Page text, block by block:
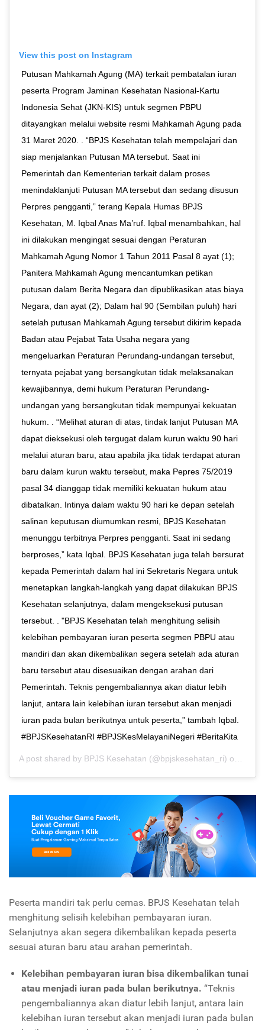
View this post on Instagram
Putusan Mahkamah Agung (MA) terkait pembatalan iuran
peserta Program Jaminan Kesehatan Nasional-Kartu
Indonesia Sehat (JKN-KIS) untuk segmen PBPU
ditayangkan melalui website resmi Mahkamah Agung pada
31 Maret 2020. . “BPJS Kesehatan telah mempelajari dan
siap menjalankan Putusan MA tersebut. Saat ini
Pemerintah dan Kementerian terkait dalam proses
menindaklanjuti Putusan MA tersebut dan sedang disusun
Perpres pengganti,” terang Kepala Humas BPJS
Kesehatan, M. Iqbal Anas Ma’ruf. Iqbal menambahkan, hal
ini dilakukan mengingat sesuai dengan Peraturan
Mahkamah Agung Nomor 1 Tahun 2011 Pasal 8 ayat (1);
Panitera Mahkamah Agung mencantumkan petikan
putusan dalam Berita Negara dan dipublikasikan atas biaya
Negara, dan ayat (2); Dalam hal 90 (Sembilan puluh) hari
setelah putusan Mahkamah Agung tersebut dikirim kepada
Badan atau Pejabat Tata Usaha negara yang
mengeluarkan Peraturan Perundang-undangan tersebut,
ternyata pejabat yang bersangkutan tidak melaksanakan
kewajibannya, demi hukum Peraturan Perundang-
undangan yang bersangkutan tidak mempunyai kekuatan
hukum. . “Melihat aturan di atas, tindak lanjut Putusan MA
dapat dieksekusi oleh tergugat dalam kurun waktu 90 hari
melalui aturan baru, atau apabila jika tidak terdapat aturan
baru dalam kurun waktu tersebut, maka Pepres 75/2019
pasal 34 dianggap tidak memiliki kekuatan hukum atau
dibatalkan. Intinya dalam waktu 90 hari ke depan setelah
salinan keputusan diumumkan resmi, BPJS Kesehatan
menunggu terbitnya Perpres pengganti. Saat ini sedang
berproses,” kata Iqbal. BPJS Kesehatan juga telah bersurat
kepada Pemerintah dalam hal ini Sekretaris Negara untuk
menetapkan langkah-langkah yang dapat dilakukan BPJS
Kesehatan selanjutnya, dalam mengeksekusi putusan
tersebut. . "BPJS Kesehatan telah menghitung selisih
kelebihan pembayaran iuran peserta segmen PBPU atau
mandiri dan akan dikembalikan segera setelah ada aturan
baru tersebut atau disesuaikan dengan arahan dari
Pemerintah. Teknis pengembaliannya akan diatur lebih
lanjut, antara lain kelebihan iuran tersebut akan menjadi
iuran pada bulan berikutnya untuk peserta,” tambah Iqbal.
#BPJSKesehatanRI #BPJSKesMelayaniNegeri #BeritaKita
A post shared by BPJS Kesehatan (@bpjskesehatan_ri) on
Peserta mandiri tak perlu cemas. BPJS Kesehatan telah
menghitung selisih kelebihan pembayaran iuran.
Selanjutnya akan segera dikembalikan kepada peserta
sesuai aturan baru atau arahan pemerintah.
Kelebihan pembayaran iuran bisa dikembalikan tunai
atau menjadi iuran pada bulan berikutnya. “Teknis
pengembaliannya akan diatur lebih lanjut, antara lain
kelebihan iuran tersebut akan menjadi iuran pada bulan